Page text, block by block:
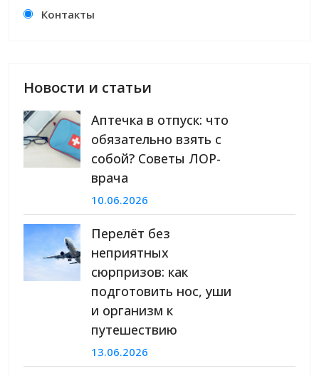
Контакты
Новости и статьи
Аптечка в отпуск: что
обязательно взять с
собой? Советы ЛОР-
врача
10.06.2026
Перелёт без
неприятных
сюрпризов: как
подготовить нос, уши
и организм к
путешествию
13.06.2026